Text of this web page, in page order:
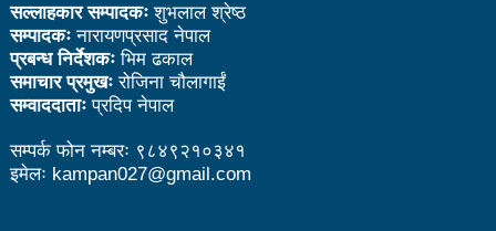
बैतडीलाई
कसरी पाइनेछ बेलकोटगढीबासीले निःशुल्क रगत
हवाई टिकटको भ्याट हटाउन काम भइरहेको छः मन्त्री तामाङ
अपाङ्गता भएका व्यक्तिहरूको यौनिकता र प्रजनन स्वास्थ्यबारे
सचेतना व्यापक गराउन सरोकारवालाको जोड
सल्लाहकार सम्पादकःशुभलाल श्रेष्ठ
सम्पादकःनारायणप्रसाद नेपाल
प्रबन्ध निर्देशकःभिम ढकाल
समाचार प्रमुखःरोजिना चौलागाईं
सम्वाददाताःप्रदिप नेपाल
सम्पर्क फोन नम्बरः ९८४९२१०३४१
इमेलः kampan027@gmail.com